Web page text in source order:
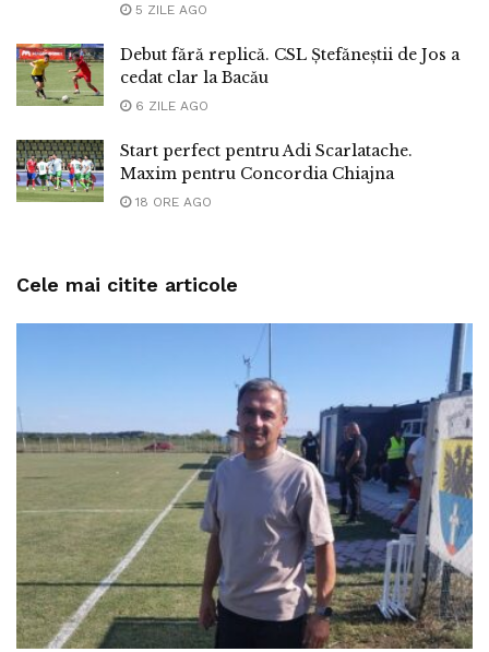
5 ZILE AGO
Debut fără replică. CSL Ștefăneștii de Jos a
cedat clar la Bacău
6 ZILE AGO
Start perfect pentru Adi Scarlatache.
Maxim pentru Concordia Chiajna
18 ORE AGO
Cele mai citite articole